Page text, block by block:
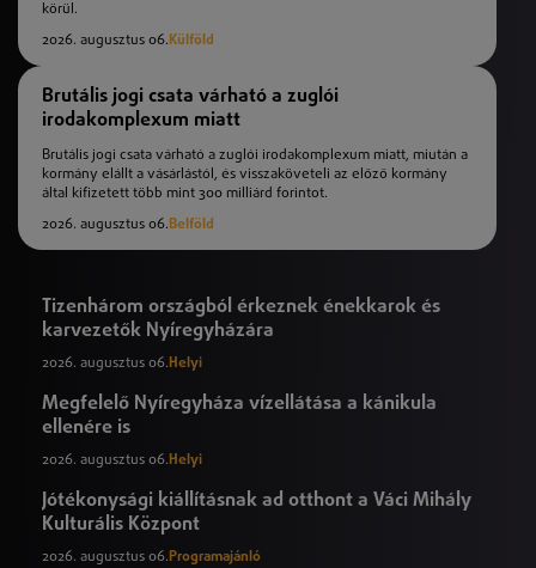
körül.
2026. augusztus 06. Külföld
Brutális jogi csata várható a zuglói
irodakomplexum miatt
Brutális jogi csata várható a zuglói irodakomplexum miatt, miután a
kormány elállt a vásárlástól, és visszaköveteli az előző kormány
által kifizetett több mint 300 milliárd forintot.
2026. augusztus 06.Belföld
Tizenhárom országból érkeznek énekkarok és
karvezetők Nyíregyházára
2026. augusztus 06. Helyi
Megfelelő Nyíregyháza vízellátása a kánikula
ellenére is
2026. augusztus 06. Helyi
Jótékonysági kiállításnak ad otthont a Váci Mihály
Kulturális Központ
2026. augusztus 06. Programajánló